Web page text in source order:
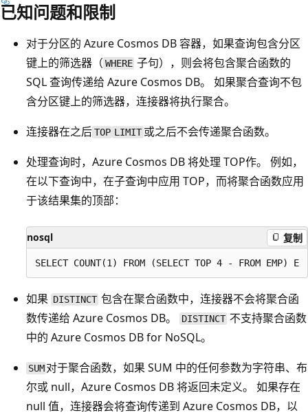
已知问题和限制
对于分区的 Azure Cosmos DB 容器，如果查询包含分区
键上的筛选器（ WHERE 子句），则会将包含聚合函数的
SQL 查询传递给 Azure Cosmos DB。 如果聚合查询不包
含分区键上的筛选器，连接器将执行聚合。
连接器在之后TOP LIMIT或之后不会传递聚合函数。
处理查询时，Azure Cosmos DB 将处理 TOP作。 例如，
在以下查询中，在子查询中应用 TOP，而将聚合函数应用
于该结果集的顶部：
nosql 复制
如果 DISTINCT 包含在聚合函数中，连接器不会将聚合函
数传递给 Azure Cosmos DB。
DISTINCT 不支持聚合函数
中的 Azure Cosmos DB for NoSQL。
SUM 对于聚合函数，如果 SUM 中的任何参数为字符串、布
尔或 null，Azure Cosmos DB 将返回未定义。 如果存在
null 值，连接器会将查询传递到 Azure Cosmos DB，以